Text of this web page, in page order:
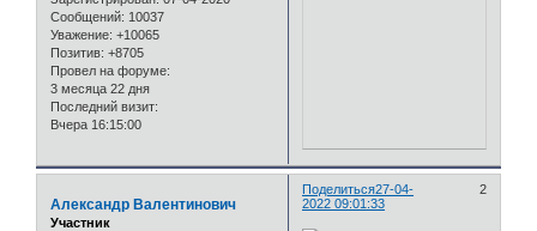
Сообщений: 10037
Уважение: +10065
Позитив: +8705
Провел на форуме:
3 месяца 22 дня
Последний визит:
Вчера 16:15:00
Поделиться 2
27-04-
2022 09:01:33
Александр Валентинович
Участник